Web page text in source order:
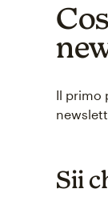
Il primo
Sii